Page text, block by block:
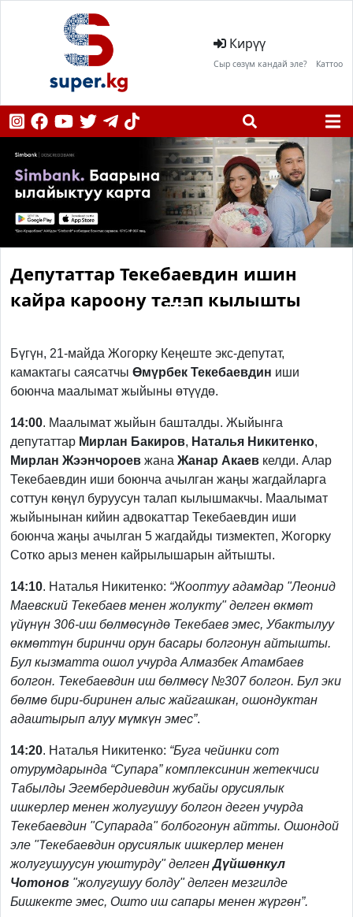
Кирүү
Сыр сөзүм кандай эле? Каттоо
Депутаттар Текебаевдин ишин
кайра кароону талап кылышты
Бүгүн, 21-майда Жогорку Кеңеште экс-депутат,
камактагы саясатчы Өмүрбек Текебаевдин иши
боюнча маалымат жыйыны өтүүдө.
14:00. Маалымат жыйын башталды. Жыйынга
депутаттар Мирлан Бакиров, Наталья Никитенко,
Мирлан Жээнчороев жана Жанар Акаев келди. Алар
Текебаевдин иши боюнча ачылган жаңы жагдайларга
соттун көңүл буруусун талап кылышмакчы. Маалымат
жыйынынан кийин адвокаттар Текебаевдин иши
боюнча жаңы ачылган 5 жагдайды тизмектеп, Жогорку
Сотко арыз менен кайрылышарын айтышты.
14:10. Наталья Никитенко: “Жооптуу адамдар "Леонид
Маевский Текебаев менен жолукту" делген өкмөт
үйүнүн 306-иш бөлмөсүндө Текебаев эмес, Убактылуу
өкмөттүн биринчи орун басары болгонун айтышты.
Бул кызматта ошол учурда Алмазбек Атамбаев
болгон. Текебаевдин иш бөлмөсү №307 болгон. Бул эки
бөлмө бири-биринен алыс жайгашкан, ошондуктан
адаштырып алуу мүмкүн эмес”.
14:20. Наталья Никитенко: “Буга чейинки сот
отурумдарында “Супара” комплексинин жетекчиси
Табылды Эгембердиевдин жубайы орусиялык
ишкерлер менен жолугушуу болгон деген учурда
Текебаевдин "Супарада" болбогонун айтты. Ошондой
эле "Текебаевдин орусиялык ишкерлер менен
жолугушуусун уюштурду" делгенДүйшөнкул
Чотонов "жолугушуу болду" делген мезгилде
Бишкекте эмес, Ошто иш сапары менен жүргөн”.